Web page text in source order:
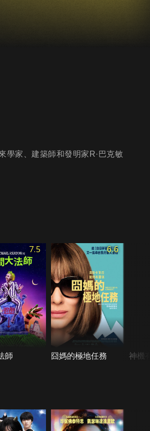
學家、建築師和發明家R·巴克敏
7.5
師
6.6
囧媽的極地任務 神機